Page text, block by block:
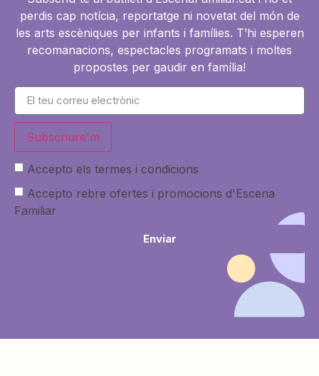
perdis cap notícia, reportatge ni novetat del món de
les arts escèniques per infants i famílies. T’hi esperen
recomanacions, espectacles programats i moltes
propostes per gaudir en família!
Subscriure'm
Accepto els termes i condicions
Accepto rebre ofertes i promocions d'Escena
Familiar
Enviar